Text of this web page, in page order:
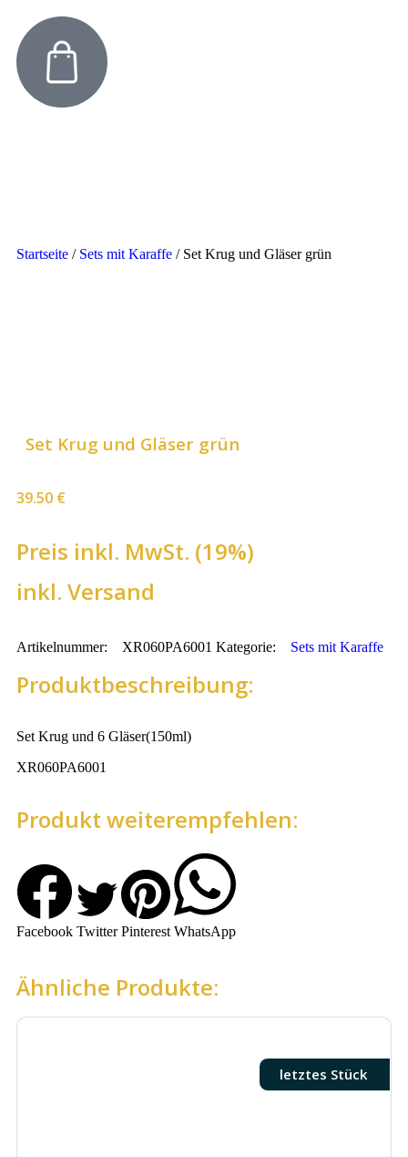
Startseite / Sets mit Karaffe / Set Krug und Gläser grün
Set Krug und Gläser grün
39.50 €
Preis inkl. MwSt. (19%)
inkl. Versand
Artikelnummer: XR060PA6001 Kategorie: Sets mit Karaffe
Produktbeschreibung:
Set Krug und 6 Gläser(150ml)
XR060PA6001
Produkt weiterempfehlen:
Facebook Twitter Pinterest WhatsApp
Ähnliche Produkte:
letztes Stück